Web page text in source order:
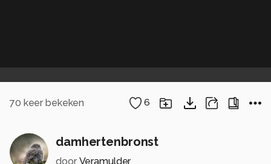
70 keer bekeken 6
damhertenbronst
door Veramulder